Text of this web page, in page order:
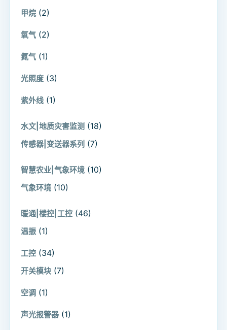
甲烷 (2)
氧气 (2)
氮气 (1)
光照度 (3)
紫外线 (1)
水文|地质灾害监测 (18)
传感器|变送器系列 (7)
智慧农业|气象环境 (10)
气象环境 (10)
暖通|楼控|工控 (46)
温振 (1)
工控 (34)
开关模块 (7)
空调 (1)
声光报警器 (1)